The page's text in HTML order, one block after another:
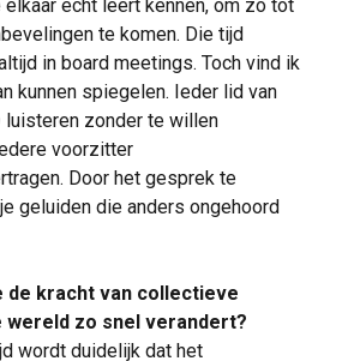
echt leert kennen, om zo tot
te komen. Die tijd
in board meetings. Toch vind ik
kunnen spiegelen. Ieder lid van
luisteren zonder te willen
voorzitter
Door het gesprek te
geluiden die anders ongehoord
de kracht van collectieve
wereld zo snel verandert?
wordt duidelijk dat het